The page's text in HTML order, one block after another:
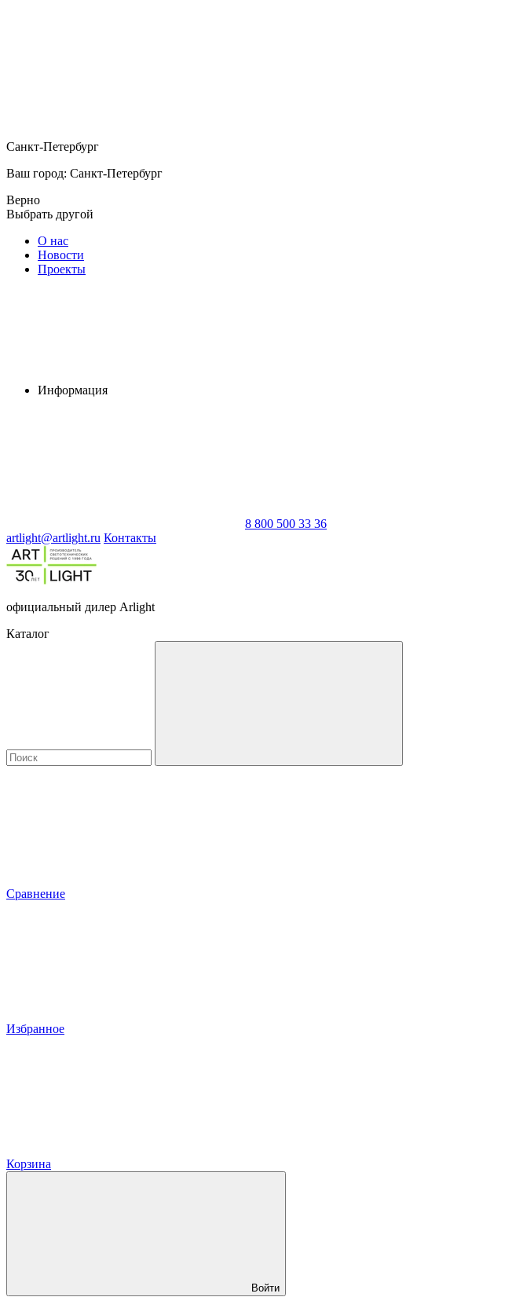
Санкт-Петербург
Ваш город: Санкт-Петербург
Верно
Выбрать другой
О нас
Новости
Проекты
Информация
8 800 500 33 36
artlight@artlight.ru Контакты
официальный дилер Arlight
Каталог
Сравнение
Избранное
Корзина
Войти